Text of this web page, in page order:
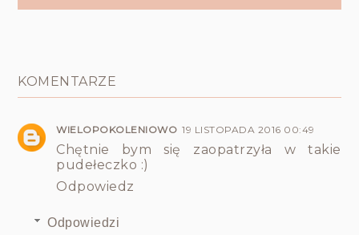
KOMENTARZE
WIELOPOKOLENIOWO 19 LISTOPADA 2016 00:49
Chętnie bym się zaopatrzyła w takie
pudełeczko :)
Odpowiedz
Odpowiedzi